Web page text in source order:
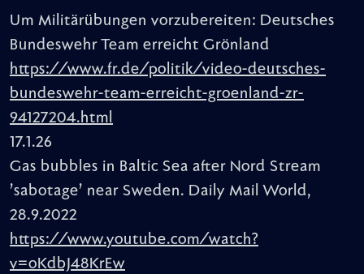
Um Militärübungen vorzubereiten: Deutsches
Bundeswehr Team erreicht Grönland
https://www.fr.de/politik/video-deutsches-
bundeswehr-team-erreicht-groenland-zr-
94127204.html
17.1.26
Gas bubbles in Baltic Sea after Nord Stream
’sabotage’ near Sweden. Daily Mail World,
28.9.2022
https://www.youtube.com/watch?
v=oKdbJ48KrEw